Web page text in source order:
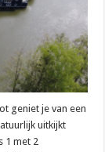
geniet je van een
uitkijkt
1 met 2